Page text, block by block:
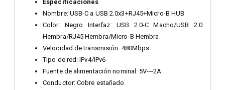
Especificaciones
Nombre: USB-C a USB 2.0x3+RJ45+Micro-B HUB
Color: Negro Interfaz: USB 2.0-C Macho/USB 2.0
Hembra/RJ45 Hembra/Micro-B Hembra
Velocidad de transmisión: 480Mbps
Tipo de red: IPv4/IPv6
Fuente de alimentación nominal: 5V---2A
Conductor: Cobre estañado